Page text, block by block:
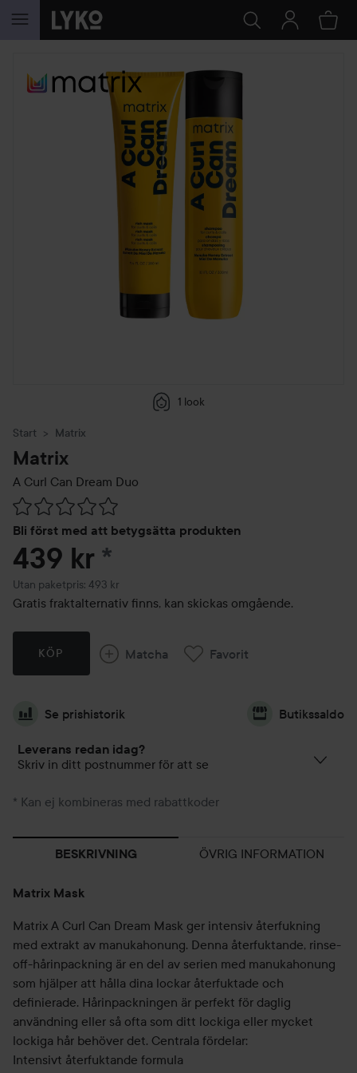
HOPPA TILL INNEHÅLLET
1 look
Start Matrix
Matrix
A Curl Can Dream Duo
Bli först med att betygsätta produkten
Hoppa till Betyg & kommentarer
439 kr *
Utan paketpris: 493 kr
Gratis fraktalternativ finns, kan skickas omgående.
KÖP Matcha Favorit
Se prishistorik Butikssaldo
Leverans redan idag?
Skriv in ditt postnummer för att se
* Kan ej kombineras med rabattkoder
BESKRIVNING ÖVRIG INFORMATION
Matrix Mask
Matrix A Curl Can Dream Mask ger intensiv återfukning
med extrakt av manukahonung. Denna återfuktande, rinse-
off-hårinpackning är en del av serien med manukahonung
som hjälper att hålla dina lockar återfuktade och
definierade. Hårinpackningen är perfekt för daglig
användning eller så ofta som ditt lockiga eller mycket
lockiga hår behöver det. Centrala fördelar:
Intensivt återfuktande formula